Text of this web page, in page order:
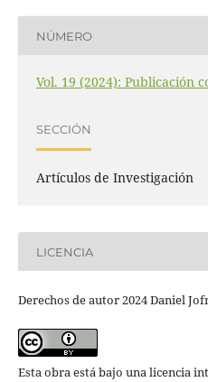
NÚMERO
Vol. 19 (2024): Publicación
SECCIÓN
Artículos de Investigación
LICENCIA
Derechos de autor 2024 Daniel
Esta obra está bajo una licencia